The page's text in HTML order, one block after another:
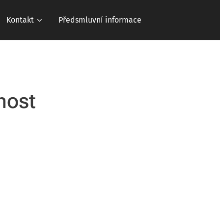
Kontakt Předsmluvní informace